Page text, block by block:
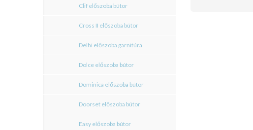
Clif előszoba bútor
Cross II előszoba bútor
Delhi előszoba garnitúra
Dolce előszoba bútor
Dominica előszoba bútor
Doorset előszoba bútor
Easy előszoba bútor